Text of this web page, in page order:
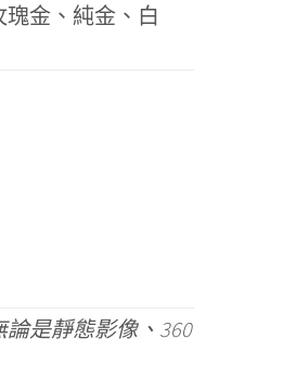
金、純金、白
是靜態影像、360